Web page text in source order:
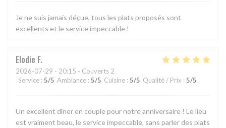
Je ne suis jamais déçue, tous les plats proposés sont
excellents et le service impeccable !
Elodie F
2026-07-29 - 20:15 - Couverts 2
Service : 5/5 Ambiance : 5/5 Cuisine : 5/5 Qualité / Prix : 5/5
Un excellent dîner en couple pour notre anniversaire ! Le lieu
est vraiment beau, le service impeccable, sans parler des plats